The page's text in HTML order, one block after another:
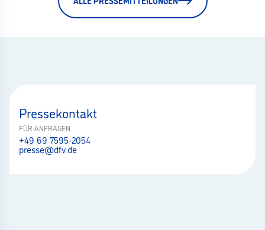
Pressekontakt
FÜR ANFRAGEN
+49 69 7595-2054
presse@dfv.de